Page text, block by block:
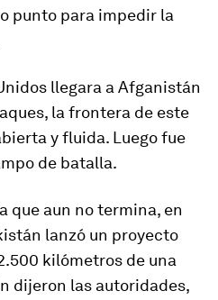
punto para impedir la
llegara a Afganistán
la frontera de este
y fluida. Luego fue
de batalla.
que aun no termina, en
lanzó un proyecto
kilómetros de una
dijeron las autoridades,